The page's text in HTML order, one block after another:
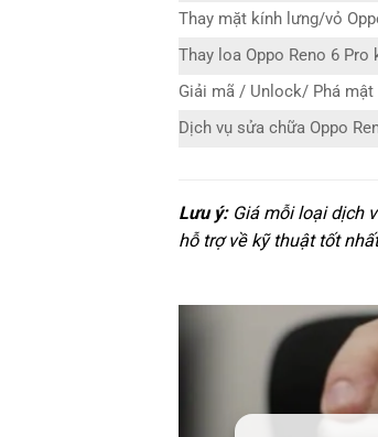
Thay mặt kính lưng/vỏ
Thay loa Oppo Reno 6 Pro
Giải mã / Unlock/ Phá mật
Dịch vụ sửa chữa Oppo
Lưu ý:Giá mỗi loại dịch
hỗ trợ về kỹ thuật tốt